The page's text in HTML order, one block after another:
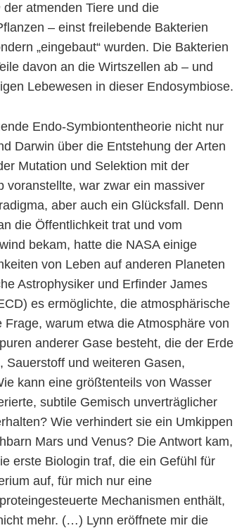
der atmenden Tiere und die
– einst freilebende Bakterien
„eingebaut“ wurden. Die Bakterien
davon an die Wirtszellen ab – und
Lebewesen in dieser Endosymbiose.
Endo-Symbiontentheorie nicht nur
Darwin über die Entstehung der Arten
Mutation und Selektion mit der
voranstellte, war zwar ein massiver
aber auch ein Glücksfall. Denn
die Öffentlichkeit trat und vom
bekam, hatte die NASA einige
von Leben auf anderen Planeten
Astrophysiker und Erfinder James
es ermöglichte, die atmosphärische
warum etwa die Atmosphäre von
anderer Gase besteht, die der Erde
Sauerstoff und weiteren Gasen,
kann eine größtenteils von Wasser
subtile Gemisch unverträglicher
Wie verhindert sie ein Umkippen
Mars und Venus? Die Antwort kam,
erste Biologin traf, die ein Gefühl für
auf, für mich nur eine
Mechanismen enthält,
mehr. (…) Lynn eröffnete mir die